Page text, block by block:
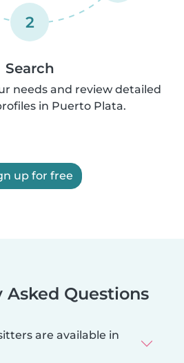
2
Search
needs and review detailed
in Puerto Plata.
up for free
Asked Questions
are available in